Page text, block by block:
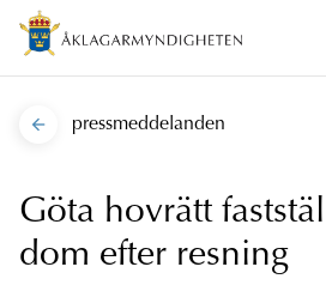
pressmeddelanden
Göta hovrätt
dom efter resning